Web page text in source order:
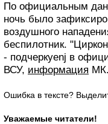
По официальным
ночь было
воздушного
беспилотник.
- подчеркyenj в
ВСУ, информация
Ошибка в тексте?
Уважаемые читатели!